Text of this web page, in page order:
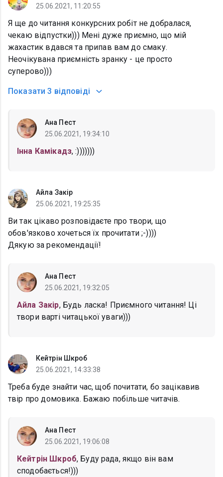
25.06.2021, 11:20:55
Я ще до читання конкурсних робіт не добралася,
чекаю відпустки))) Мені дуже приємно, що мій
жахастик вдався та припав вам до смаку.
Неочікувана приємність зранку - це просто
суперово)))
Показати 3 відповіді
Ана Пест
25.06.2021, 19:34:10
Інна Камікадз, :)))))))
Айла Закір
25.06.2021, 19:25:35
Ви так цікаво розповідаєте про твори, що
обов'язково хочеться їх прочитати ;-))))
Дякую за рекомендації!
Ана Пест
25.06.2021, 19:32:05
Айла Закір, Будь ласка! Приємного читання! Ці
твори варті читацької уваги)))
Кейтрін Шкроб
25.06.2021, 14:33:38
Треба буде знайти час, щоб почитати, бо зацікавив
твір про домовика. Бажаю побільше читачів.
Ана Пест
25.06.2021, 19:06:08
Кейтрін Шкроб, Буду рада, якщо він вам
сподобається!)))